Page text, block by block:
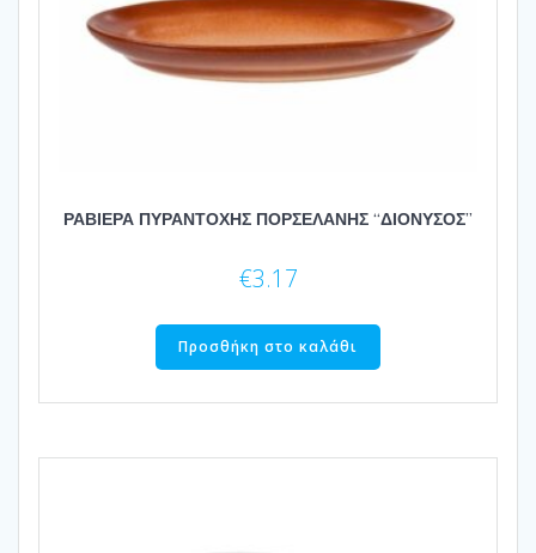
ΡΑΒΙΕΡΑ ΠΥΡΑΝΤΟΧΗΣ ΠΟΡΣΕΛΑΝΗΣ “ΔΙΟΝΥΣΟΣ”
€3.17
Προσθήκη στο καλάθι